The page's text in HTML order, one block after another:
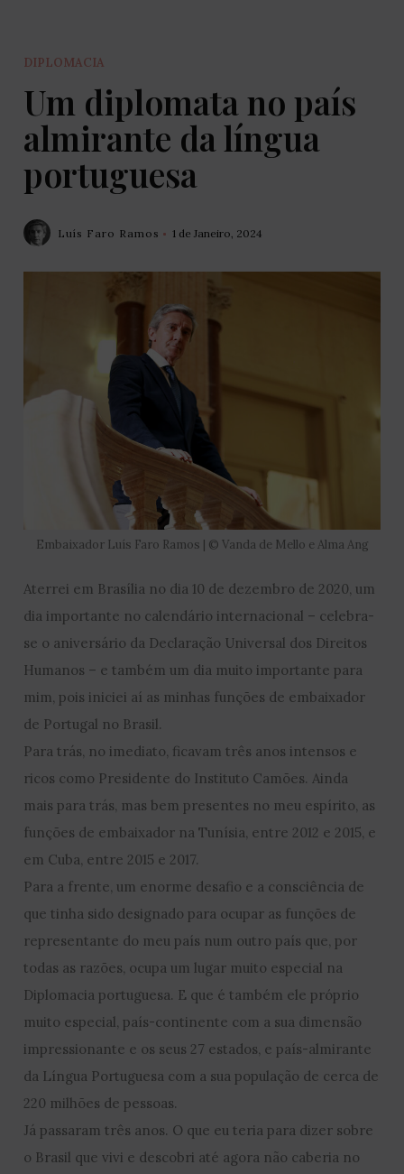
DIPLOMACIA
Um diplomata no país
almirante da língua
portuguesa
Luís Faro Ramos 1 de Janeiro, 2024
Embaixador Luís Faro Ramos | © Vanda de Mello e Alma Ang
Aterrei em Brasília no dia 10 de dezembro de 2020, um
dia importante no calendário internacional – celebra-
se o aniversário da Declaração Universal dos Direitos
Humanos – e também um dia muito importante para
mim, pois iniciei aí as minhas funções de embaixador
de Portugal no Brasil.
Para trás, no imediato, ficavam três anos intensos e
ricos como Presidente do Instituto Camões. Ainda
mais para trás, mas bem presentes no meu espírito, as
funções de embaixador na Tunísia, entre 2012 e 2015, e
em Cuba, entre 2015 e 2017.
Para a frente, um enorme desafio e a consciência de
que tinha sido designado para ocupar as funções de
representante do meu país num outro país que, por
todas as razões, ocupa um lugar muito especial na
Diplomacia portuguesa. E que é também ele próprio
muito especial, país-continente com a sua dimensão
impressionante e os seus 27 estados, e país-almirante
da Língua Portuguesa com a sua população de cerca de
220 milhões de pessoas.
Já passaram três anos. O que eu teria para dizer sobre
o Brasil que vivi e descobri até agora não caberia no